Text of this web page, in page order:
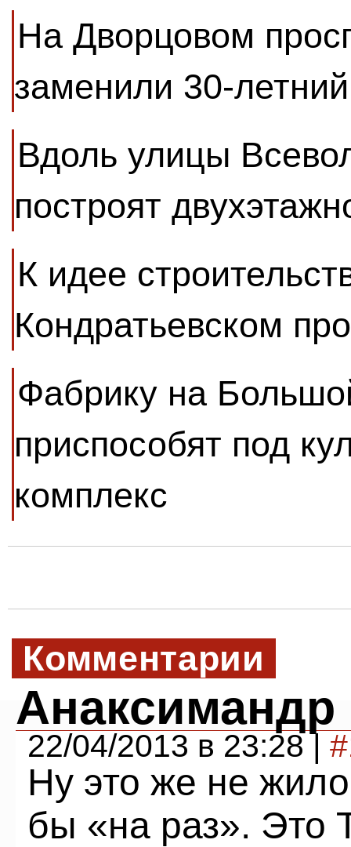
На Дворцовом
заменили 30-
Вдоль улицы
построят
К идее
Кондратьевском
Фабрику на
приспособят под
комплекс
Комментарии
Анаксимандр
22/04/2013 в 23:28 |
Ну это же не
бы «на раз». Это